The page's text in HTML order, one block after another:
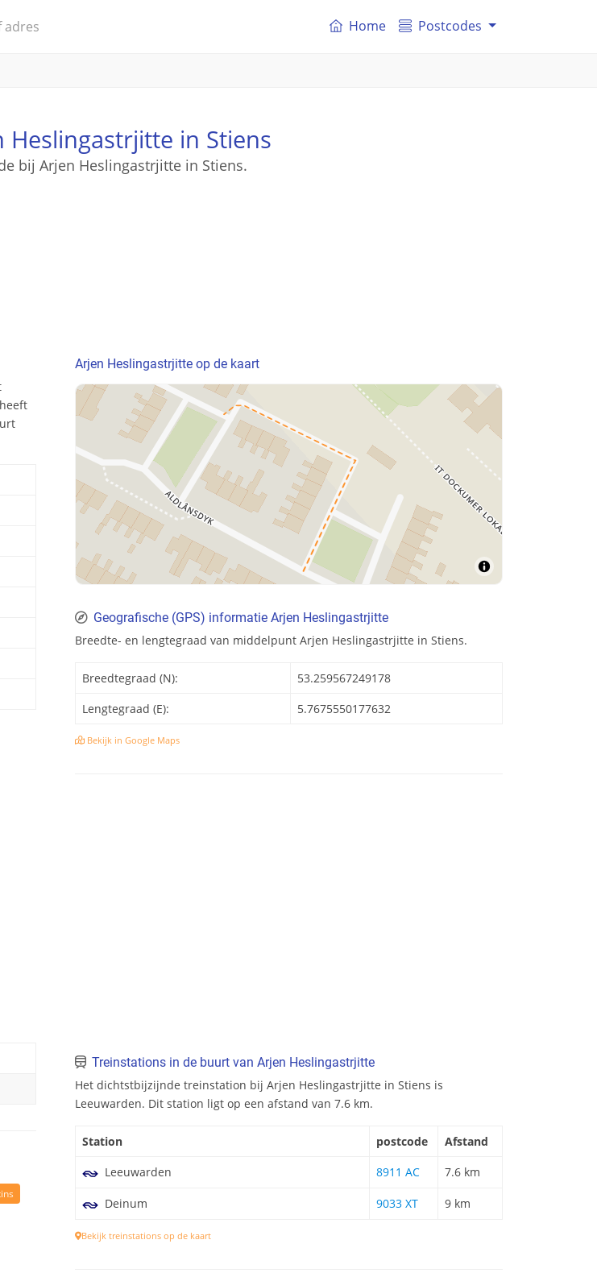
Home Postcodes
Heslingastrjitte in Stiens
bij Arjen Heslingastrjitte in Stiens.
Arjen Heslingastrjitte op de kaart
Geografische (GPS) informatie Arjen Heslingastrjitte
Breedte- en lengtegraad van middelpunt Arjen Heslingastrjitte in Stiens.
Breedtegraad (N):
53.259567249178
Lengtegraad (E):
5.7675550177632
Bekijk in Google Maps
Treinstations in de buurt van Arjen Heslingastrjitte
Het dichtstbijzijnde treinstation bij Arjen Heslingastrjitte in Stiens is
Leeuwarden. Dit station ligt op een afstand van 7.6 km.
Station postcode
Afstand
Leeuwarden
8911 AC 7.6 km
Deinum 9033 XT 9 km
Bekijk treinstations op de kaart